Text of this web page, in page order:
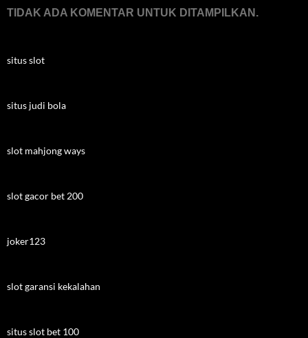
TIDAK ADA KOMENTAR UNTUK DITAMPILKAN.
situs slot
situs judi bola
slot mahjong ways
slot gacor bet 200
joker123
slot garansi kekalahan
situs slot bet 100